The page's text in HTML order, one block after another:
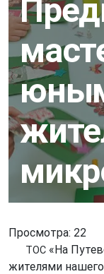
Просмотра: 22
ТОС «На
жителями